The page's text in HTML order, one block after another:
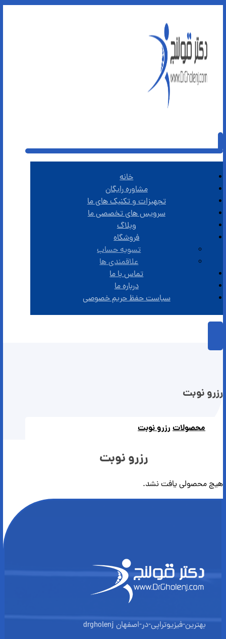
خانه
مشاوره رایگان
تجهیزات و تکنیک های ما
سرویس های تخصصی ما
وبلاگ
فروشگاه
تسویه حساب
علاقمندی ها
تماس با ما
درباره ما
سیاست حفظ حریم خصوصی
رزرو نوبت
محصولات رزرو نوبت
رزرو نوبت
هیچ محصولی یافت نشد.
بهترین-فیزیوتراپی-در-اصفهان drgholenj